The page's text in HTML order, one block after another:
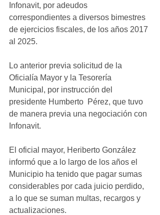
Infonavit, por adeudos
correspondientes a diversos bimestres
de ejercicios fiscales, de los años 2017
al 2025.
Lo anterior previa solicitud de la
Oficialía Mayor y la Tesorería
Municipal, por instrucción del
presidente Humberto  Pérez, que tuvo
de manera previa una negociación con
Infonavit.
El oficial mayor, Heriberto González
informó que a lo largo de los años el
Municipio ha tenido que pagar sumas
considerables por cada juicio perdido,
a lo que se suman multas, recargos y
actualizaciones.